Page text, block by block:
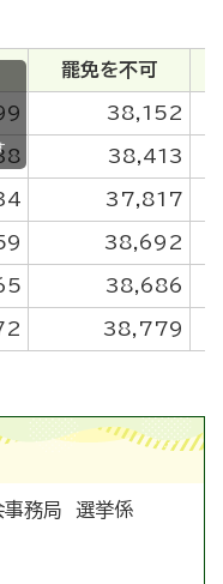
罷免を不可
38,152
38,413
37,817
38,692
38,686
38,779
事務局 選挙係